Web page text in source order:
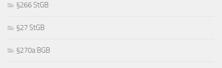
§266 StGB
§27 StGB
§270a BGB